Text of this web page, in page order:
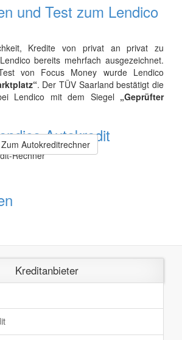
und Test zum Lendico
Kredite von privat an privat zu
bereits mehrfach ausgezeichnet.
von Focus Money wurde Lendico
. Der TÜV Saarland bestätigt die
Lendico mit dem Siegel „Geprüfter
Autokredit
Zum Autokreditrechner
Kreditanbieter